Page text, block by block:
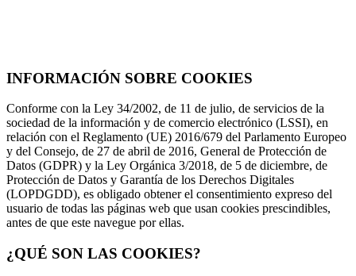
INFORMACIÓN SOBRE COOKIES
Conforme con la Ley 34/2002, de 11 de julio, de servicios de la
sociedad de la información y de comercio electrónico (LSSI), en
relación con el Reglamento (UE) 2016/679 del Parlamento Europeo
y del Consejo, de 27 de abril de 2016, General de Protección de
Datos (GDPR) y la Ley Orgánica 3/2018, de 5 de diciembre, de
Protección de Datos y Garantía de los Derechos Digitales
(LOPDGDD), es obligado obtener el consentimiento expreso del
usuario de todas las páginas web que usan cookies prescindibles,
antes de que este navegue por ellas.
¿QUÉ SON LAS COOKIES?